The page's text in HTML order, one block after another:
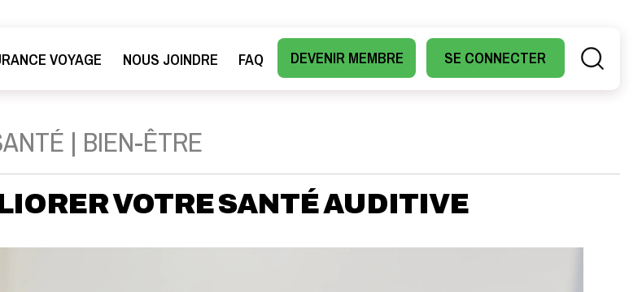
VOYAGE NOUS JOINDRE FAQ DEVENIR MEMBRE SE CONNECTER
| BIEN-ÊTRE
VOTRE SANTÉ AUDITIVE